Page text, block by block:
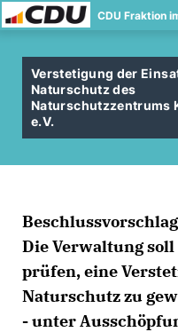
CDU Fraktion
Verstetigung der
Naturschutz des
Naturschutzzentrums
e.V.
Die Verwaltung
prüfen, eine
Naturschutz zu
- unter